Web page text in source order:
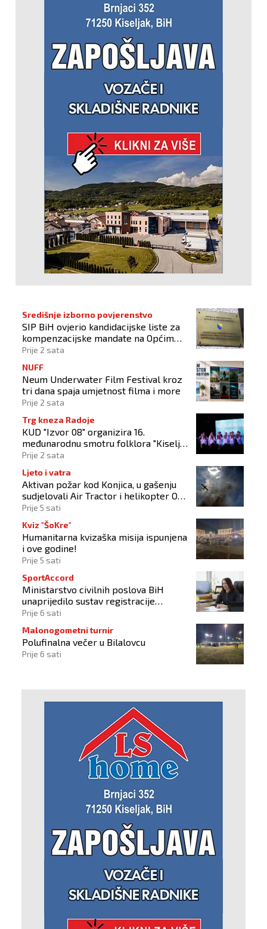
Središnje izborno povjerenstvo
SIP BiH ovjerio kandidacijske liste za
kompenzacijske mandate na Općim
izborima 2026
Prije 2 sata
NUFF
Neum Underwater Film Festival kroz
tri dana spaja umjetnost filma i more
Prije 2 sata
Trg kneza Radoje
KUD "Izvor 08" organizira 16.
međunarodnu smotru folklora "Kiseljak
2026"
Prije 2 sata
Ljeto i vatra
Aktivan požar kod Konjica, u gašenju
sudjelovali Air Tractor i helikopter OS-
a BiH
Prije 5 sati
Kviz "ŠoKre"
Humanitarna kvizaška misija ispunjena
i ove godine!
Prije 5 sati
SportAccord
Ministarstvo civilnih poslova BiH
unaprijedilo sustav registracije
sportskih organizacija
Prije 6 sati
Malonogometni turnir
Polufinalna večer u Bilalovcu
Prije 6 sati